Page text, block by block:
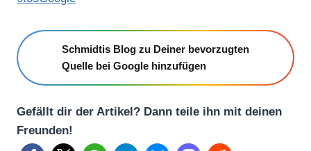
Schmidtis Blog zu Deiner bevorzugten
Quelle bei Google hinzufügen
Gefällt dir der Artikel? Dann teile ihn mit deinen
Freunden!